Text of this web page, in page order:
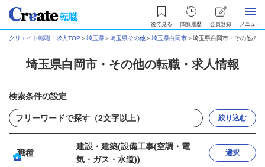
後で見る 閲覧履歴 会員登録 メニュー
クリエイト転職・求人TOP ＞埼玉県＞埼玉県その他＞埼玉県白岡市＞埼玉県白岡市・その他の
埼玉県白岡市・その他の転職・求人情報
検索条件の設定
絞り込む
職種
建設・建築(設備工事(空調・電
気・ガス・水道))
選択